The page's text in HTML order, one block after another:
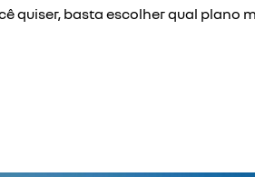
basta escolher qual plano